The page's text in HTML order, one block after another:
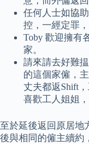
任何人士如協
控，一經定罪
Toby 歡迎擁有
家。
請來請去好難
的這個家僱，
丈夫都返Shift
喜歡工人姐姐
至於延後返回原居地
後與相同的僱主續約